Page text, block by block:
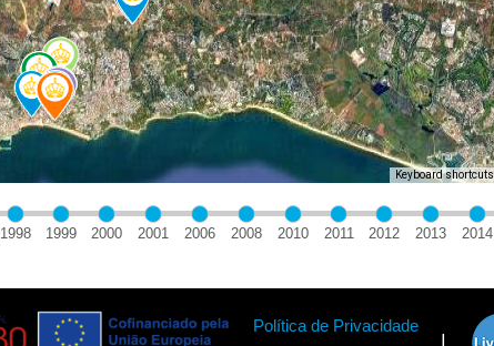
Keyboard shortcuts
1998 1999 2000 2001 2006 2008 2010 2011 2012 2013 2014
Política de Privacidade